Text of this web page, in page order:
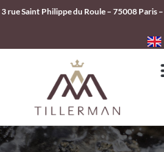
3 rue Saint Philippe du Roule – 75008 Paris –